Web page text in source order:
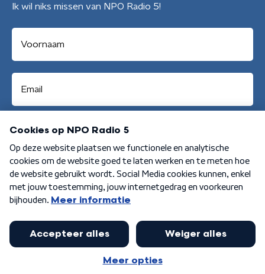
Ik wil niks missen van NPO Radio 5!
Aanmelden
Algemene voorwaarden